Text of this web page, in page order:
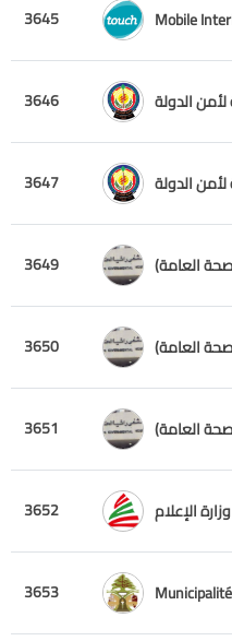
3645
3646 لأمن الدولة
3647 لأمن الدولة
3649 العامة)
3650 العامة)
3651 العامة)
3652 وزارة الإعلام
3653